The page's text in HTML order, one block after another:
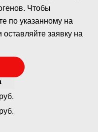
Чтобы
по указанному на
заявку на